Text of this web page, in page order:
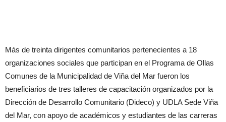
Más de treinta dirigentes comunitarios pertenecientes a 18
organizaciones sociales que participan en el Programa de Ollas
Comunes de la Municipalidad de Viña del Mar fueron los
beneficiarios de tres talleres de capacitación organizados por la
Dirección de Desarrollo Comunitario (Dideco) y UDLA Sede Viña
del Mar, con apoyo de académicos y estudiantes de las carreras